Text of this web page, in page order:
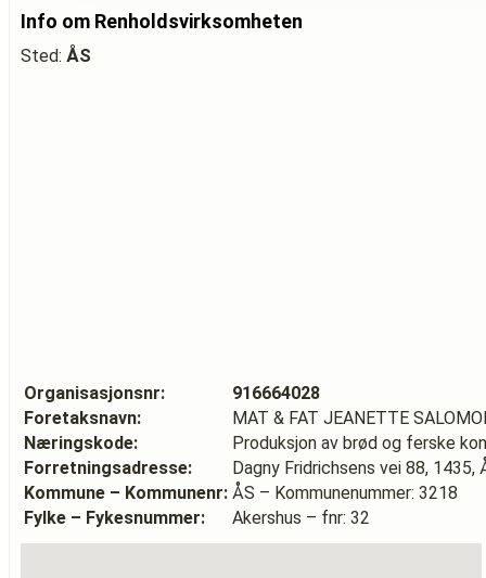
Info om Renholdsvirksomheten
Sted: ÅS
Organisasjonsnr:
916664028
Foretaksnavn:
MAT & FAT JEANETTE
Næringskode:
Produksjon av brød og ferske
Forretningsadresse:
Dagny Fridrichsens vei 88, 1435,
Kommune – Kommunenr: ÅS – Kommunenummer: 3218
Fylke – Fykesnummer:
Akershus – fnr: 32